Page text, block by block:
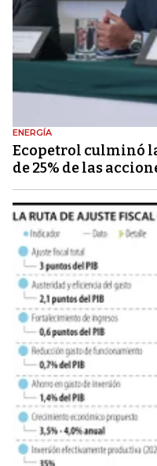
ENERGÍA
Ecopetrol culminó
de 25% de las